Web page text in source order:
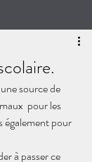
source de
pour les
également pour